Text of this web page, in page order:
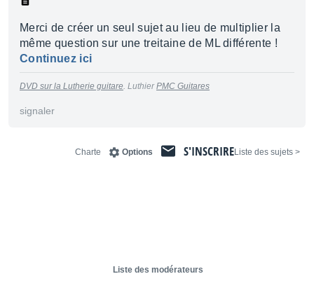
Merci de créer un seul sujet au lieu de multiplier la
même question sur une treitaine de ML différente !
Continuez ici
DVD sur la Lutherie guitare. LuthierPMC Guitares
signaler
< Liste des sujets
S'INSCRIRE
Options
Charte
Liste des modérateurs